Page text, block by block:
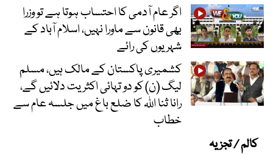
اگر عام آدمی کا احتساب ہوتا ہے تو وزرا
بھی قانون سے ماورا نہیں، اسلام آباد کے
شہریوں کی رائے
کشمیری پاکستان کے مالک ہیں، مسلم
لیگ (ن) کو دو تہائی اکثریت دلائیں گے،
رانا ثنا اللہ کا ضلع باغ میں جلسہ عام سے
خطاب
کالم / تجزیہ